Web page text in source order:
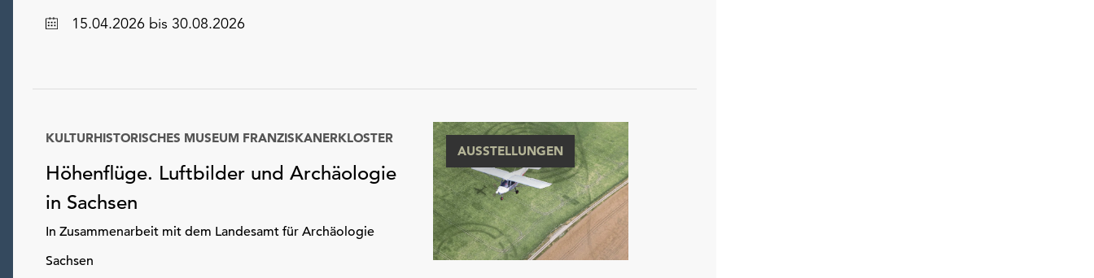
Datum15.04.2026 bis 30.08.2026
Höhenflüge. Luftbilder und Archäologie
in Sachsen
In Zusammenarbeit mit dem Landesamt für Archäologie
Sachsen
KULTURHISTORISCHES MUSEUM FRANZISKANERKLOSTER
AUSSTELLUNGEN